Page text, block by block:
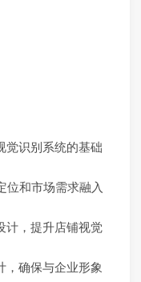
觉识别系统的基础
和市场需求融入
计，提升店铺视觉
，确保与企业形象